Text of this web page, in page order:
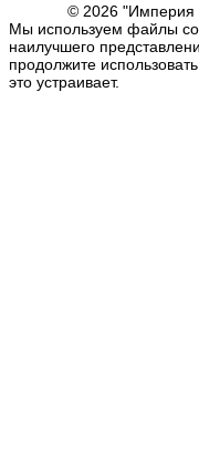
© 2026 "Империя
Мы используем файлы
наилучшего
продолжите
это устраивает.